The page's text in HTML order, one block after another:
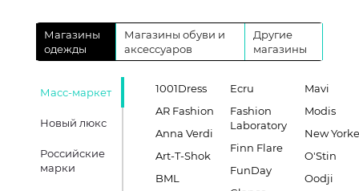
Магазины
одежды
Магазины обуви и
аксессуаров
Другие
магазины
Масс-маркет
Новый люкс
Российские
марки
1001Dress
AR Fashion
Anna Verdi
Art-T-Shok
BML
Ecru
Fashion
Laboratory
Finn Flare
FunDay
Mavi
Modis
New
O'Stin
Oodji